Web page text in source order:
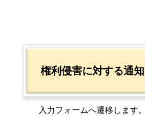
権利侵害に対する通知
入力フォームへ遷移します。